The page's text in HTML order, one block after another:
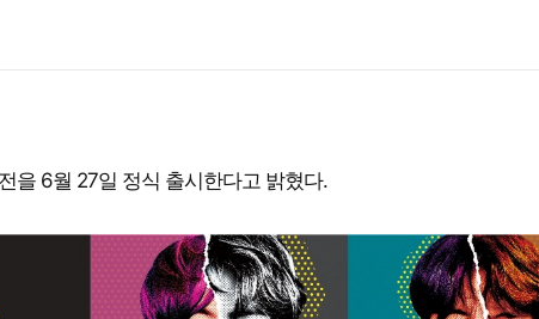
전을 6월 27일 정식 출시한다고 밝혔다.